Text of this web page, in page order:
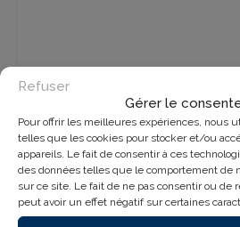
Gérer le
Pour offrir les meilleures expériences, nous
telles que les cookies pour stocker et/ou
appareils. Le fait de consentir à ces
des données telles que le comportement de
sur ce site. Le fait de ne pas consentir ou de
peut avoir un effet négatif sur certaines
Refuser
Route de la Pouyade ZA de
23300 La